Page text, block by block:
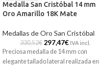
Medalla San Cristóbal 14 mm
Oro Amarillo 18K Mate
Medallas de Oro San Cristóbal
330,52€ 297,47€ IVA incl.
Preciosa medalla de 14 mm con
elegante tallado lateral realizada en